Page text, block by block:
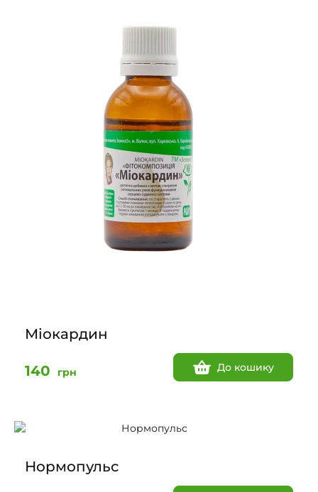
Міокардин
140 грн До кошику
Нормопульс